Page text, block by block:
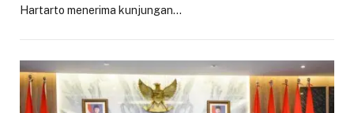
Hartarto menerima kunjungan…